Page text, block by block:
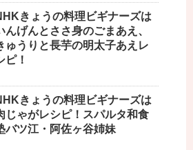
きょうの料理ビギナーズは
んげんとささ身のごまあえ、
ゅうりと長芋の明太子あえレ
ピ！
きょうの料理ビギナーズは
じゃがレシピ！スパルタ和食
バツ江・阿佐ヶ谷姉妹